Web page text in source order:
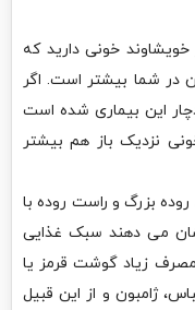
خویشاوند خونی دارید که
در شما بیشتر است. اگر
این بیماری شده است
نزدیک باز هم بیشتر
بزرگ و راست روده با
می دهند سبک غذایی
مصرف زیاد گوشت قرمز یا
ژامبون و از این قبیل